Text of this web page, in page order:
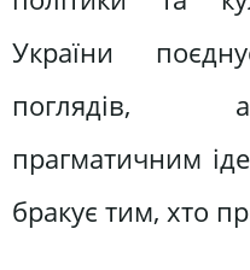
України
поглядів,
прагматичним
бракує тим, хто